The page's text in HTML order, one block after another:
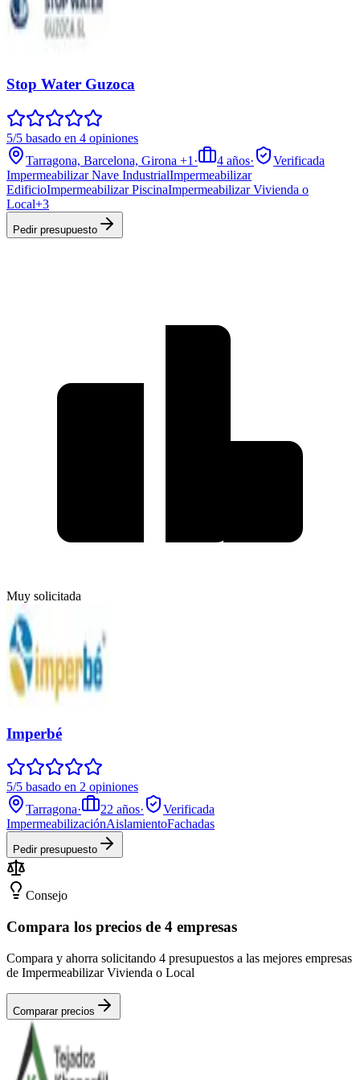
Stop Water Guzoca
5/5 basado en 4 opiniones
Tarragona, Barcelona, Girona +1 · 4 años·
Verificada
Impermeabilizar Nave IndustrialImpermeabilizar
EdificioImpermeabilizar PiscinaImpermeabilizar Vivienda o
Local+3
Pedir presupuesto
Muy solicitada
Imperbé
5/5 basado en 2 opiniones
Tarragona· 22 años·
Verificada
ImpermeabilizaciónAislamientoFachadas
Pedir presupuesto
Consejo
Compara los precios de 4 empresas
Compara y ahorra solicitando 4 presupuestos a las mejores empresas
de Impermeabilizar Vivienda o Local
Comparar precios